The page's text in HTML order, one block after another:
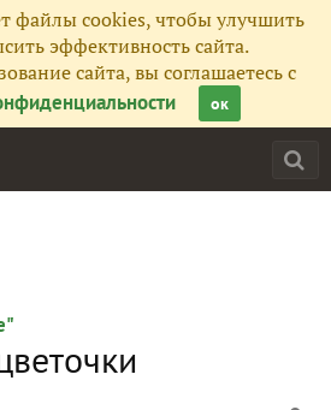
файлы cookies, чтобы улучшить
эффективность сайта.
сайта, вы соглашаетесь с
ок